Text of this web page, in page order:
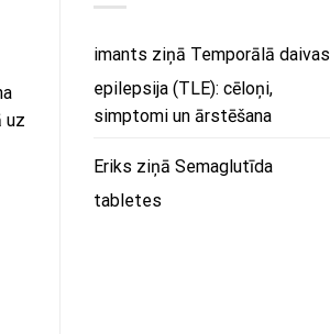
uz
imants ziņā Temporālā daivas
epilepsija (TLE): cēloņi,
simptomi un ārstēšana
Eriks ziņā Semaglutīda
tabletes